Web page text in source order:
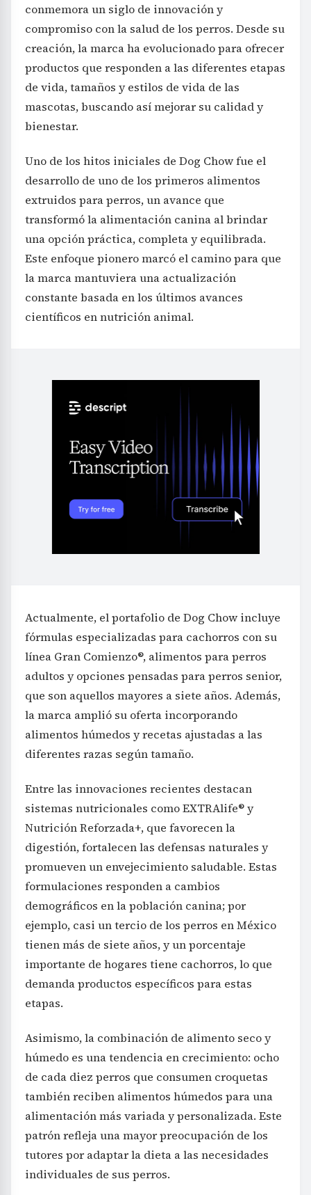
conmemora un siglo de innovación y
compromiso con la salud de los perros. Desde su
creación, la marca ha evolucionado para ofrecer
productos que responden a las diferentes etapas
de vida, tamaños y estilos de vida de las
mascotas, buscando así mejorar su calidad y
bienestar.
Uno de los hitos iniciales de Dog Chow fue el
desarrollo de uno de los primeros alimentos
extruidos para perros, un avance que
transformó la alimentación canina al brindar
una opción práctica, completa y equilibrada.
Este enfoque pionero marcó el camino para que
la marca mantuviera una actualización
constante basada en los últimos avances
científicos en nutrición animal.
Actualmente, el portafolio de Dog Chow incluye
fórmulas especializadas para cachorros con su
línea Gran Comienzo®, alimentos para perros
adultos y opciones pensadas para perros senior,
que son aquellos mayores a siete años. Además,
la marca amplió su oferta incorporando
alimentos húmedos y recetas ajustadas a las
diferentes razas según tamaño.
Entre las innovaciones recientes destacan
sistemas nutricionales como EXTRAlife® y
Nutrición Reforzada+, que favorecen la
digestión, fortalecen las defensas naturales y
promueven un envejecimiento saludable. Estas
formulaciones responden a cambios
demográficos en la población canina; por
ejemplo, casi un tercio de los perros en México
tienen más de siete años, y un porcentaje
importante de hogares tiene cachorros, lo que
demanda productos específicos para estas
etapas.
Asimismo, la combinación de alimento seco y
húmedo es una tendencia en crecimiento: ocho
de cada diez perros que consumen croquetas
también reciben alimentos húmedos para una
alimentación más variada y personalizada. Este
patrón refleja una mayor preocupación de los
tutores por adaptar la dieta a las necesidades
individuales de sus perros.